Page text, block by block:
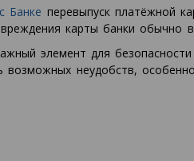
Банке перевыпуск платёжной
карты банки обычно
элемент для безопасности
неудобств,